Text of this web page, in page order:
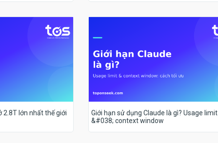
2.8T lớn nhất thế giới
Giới hạn sử dụng Claude là gì? Usage limit
&#038; context window